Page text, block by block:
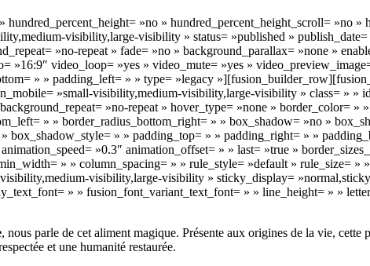
»no » hundred_percent_height_scroll= »no
visibility,large-visibility » status= »published »
»no-repeat » fade= »no » background_parallax= »none »
»16:9″ video_loop= »yes » video_mute= »yes »
» » padding_left= » » type= »legacy
»small-visibility,medium-visibility,large-visibility » class= » »
»no-repeat » hover_type= »none » border_color=
» » border_radius_bottom_right= » » box_shadow= »no »
box_shadow_style= » » padding_top= » » padding_right= » »
»0.3″ animation_offset= » » last= »true »
» » column_spacing= » » rule_style= »default » rule_size= »
visibility,large-visibility » sticky_display=
» » fusion_font_variant_text_font= » » line_height= » »
, nous parle de cet aliment magique. Présente aux origines de la vie,
et une humanité restaurée.